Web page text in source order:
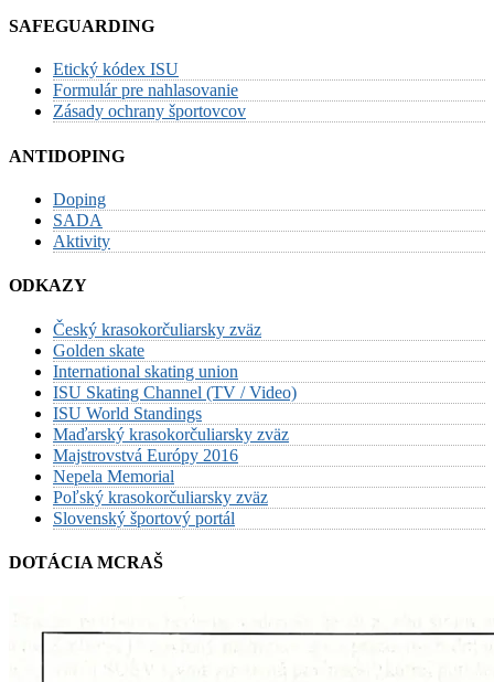
SAFEGUARDING
Etický kódex ISU
Formulár pre nahlasovanie
Zásady ochrany športovcov
ANTIDOPING
Doping
SADA
Aktivity
ODKAZY
Český krasokorčuliarsky zväz
Golden skate
International skating union
ISU Skating Channel (TV / Video)
ISU World Standings
Maďarský krasokorčuliarsky zväz
Majstrovstvá Európy 2016
Nepela Memorial
Poľský krasokorčuliarsky zväz
Slovenský športový portál
DOTÁCIA MCRAŠ